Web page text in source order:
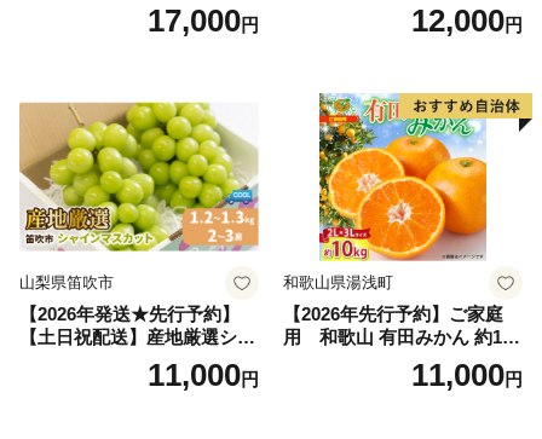
～2.6kg 2玉 セット ファーム
富良野 メロン めろん 果物 く
17,000円
行予約 「浅間水蜜桃プレミ
アム」 もも あかつき 秀品 約
果肉 長野県産 小諸市
12,000円
山梨県笛吹市
【2026年発送★先行予約】
【土日祝配送】産地厳選シャ
インマスカット1.2kg～1.3kg
（2房～3房）※沖縄・離島配
11,000円
和歌山県湯浅町
【2026年先行予約】ご家庭
用 和歌山 有田みかん 約10k
g (2L、3Lサイズ)【湯浅町】
11,000円